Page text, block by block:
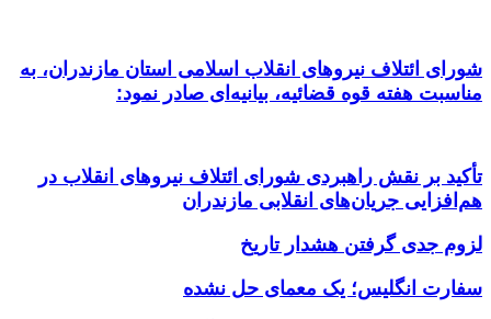
شورای ائتلاف نیروهای انقلاب اسلامی استان مازندران، به
مناسبت هفته قوه قضائیه، بیانیه‌ای صادر نمود:
تأکید بر نقش راهبردی شورای ائتلاف نیروهای انقلاب در
هم‌افزایی جریان‌های انقلابی مازندران
لزوم جدی گرفتن هشدار تاریخ
سفارت انگلیس؛ یک معمای حل نشده